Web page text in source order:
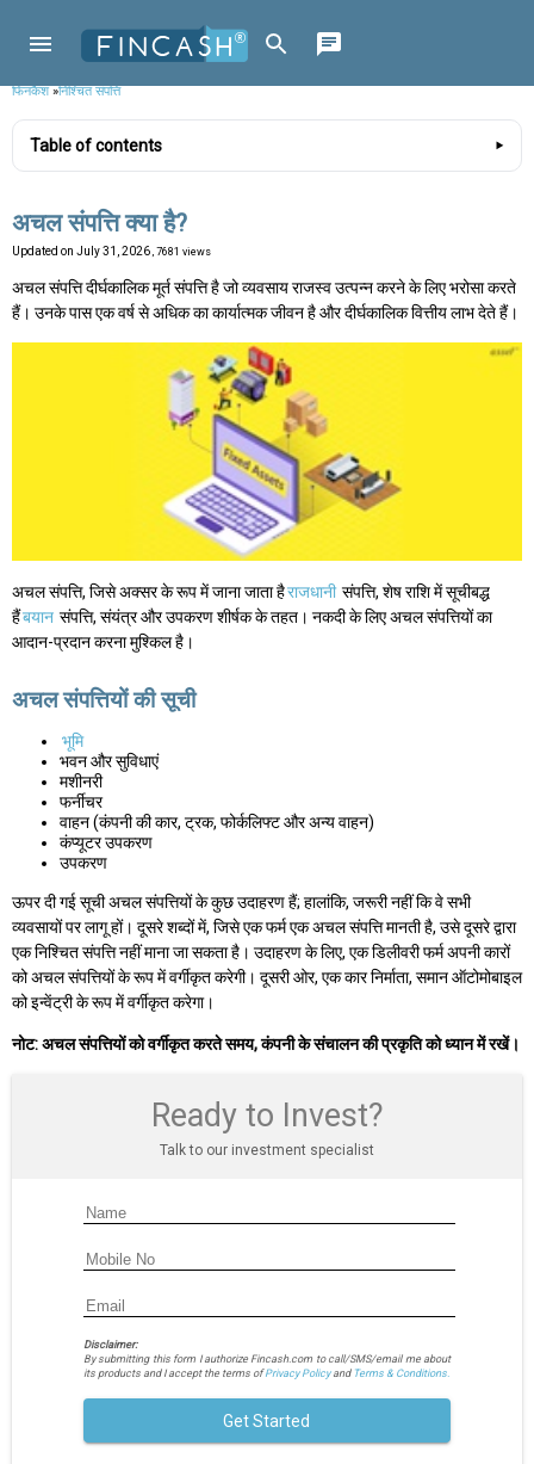
फिनकैश»निश्चित संपत्ति
Table of contents
अचल संपत्ति क्या है?
Updated on July 31, 2026 , 7681 views
अचल संपत्ति दीर्घकालिक मूर्त संपत्ति है जो व्यवसाय राजस्व उत्पन्न करने के लिए भरोसा करते
हैं। उनके पास एक वर्ष से अधिक का कार्यात्मक जीवन है और दीर्घकालिक वित्तीय लाभ देते हैं।
अचल संपत्ति, जिसे अक्सर के रूप में जाना जाता हैराजधानी संपत्ति, शेष राशि में सूचीबद्ध
हैंबयान संपत्ति, संयंत्र और उपकरण शीर्षक के तहत। नकदी के लिए अचल संपत्तियों का
आदान-प्रदान करना मुश्किल है।
अचल संपत्तियों की सूची
भूमि
भवन और सुविधाएं
मशीनरी
फर्नीचर
वाहन (कंपनी की कार, ट्रक, फोर्कलिफ्ट और अन्य वाहन)
कंप्यूटर उपकरण
उपकरण
ऊपर दी गई सूची अचल संपत्तियों के कुछ उदाहरण हैं; हालांकि, जरूरी नहीं कि वे सभी
व्यवसायों पर लागू हों। दूसरे शब्दों में, जिसे एक फर्म एक अचल संपत्ति मानती है, उसे दूसरे द्वारा
एक निश्चित संपत्ति नहीं माना जा सकता है। उदाहरण के लिए, एक डिलीवरी फर्म अपनी कारों
को अचल संपत्तियों के रूप में वर्गीकृत करेगी। दूसरी ओर, एक कार निर्माता, समान ऑटोमोबाइल
को इन्वेंट्री के रूप में वर्गीकृत करेगा।
नोट: अचल संपत्तियों को वर्गीकृत करते समय, कंपनी के संचालन की प्रकृति को ध्यान में रखें।
Ready to Invest?
Talk to our investment specialist
Disclaimer:
By submitting this form I authorize Fincash.com to call/SMS/email me about
its products and I accept the terms ofPrivacy Policyand Terms & Conditions.
Get Started